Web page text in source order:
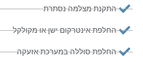
התקנת מצלמה נסתרת
החלפת אינטרקום ישן או מקולקל
החלפת סוללה במערכת אזעקה